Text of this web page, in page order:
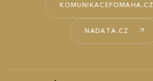
KOMUNIKACEPOMAHA.CZ
NADATA.CZ